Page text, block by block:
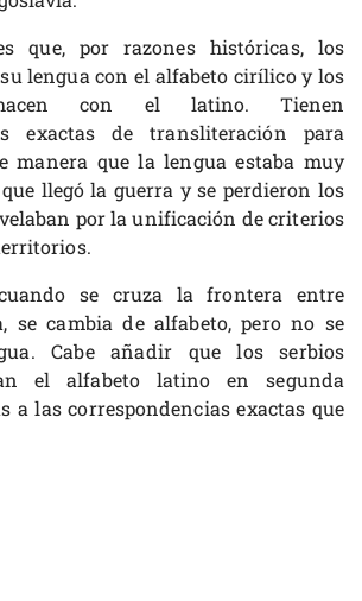
que, por razones históricas, los
lengua con el alfabeto cirílico y los
con el latino. Tienen
exactas de transliteración para
manera que la lengua estaba muy
llegó la guerra y se perdieron los
por la unificación de criterios
se cruza la frontera entre
se cambia de alfabeto, pero no se
Cabe añadir que los serbios
el alfabeto latino en segunda
a las correspondencias exactas que